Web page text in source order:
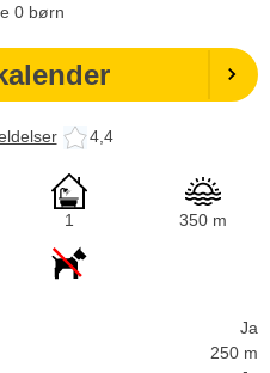
0 børn
4,4
1 350 m
Ja
250 m